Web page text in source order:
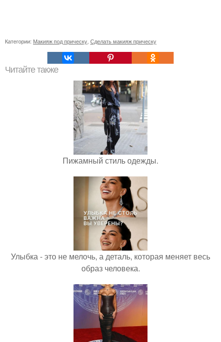
Категории: Макияж под прическу Сделать макияж прическу
Читайте также
Пижамный стиль одежды.
Улыбка - это не мелочь, а деталь, которая меняет весь
образ человека.